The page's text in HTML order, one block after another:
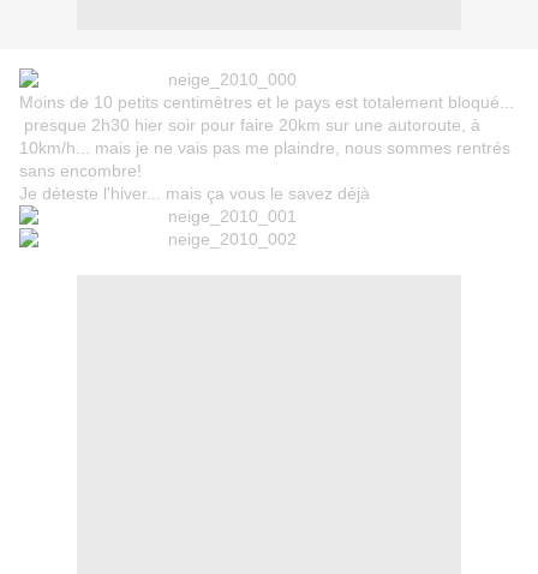
Moins de 10 petits centimètres et le pays est totalement bloqué...
presque 2h30 hier soir pour faire 20km sur une autoroute, à
10km/h... mais je ne vais pas me plaindre, nous sommes rentrés
sans encombre!
Je déteste l'hiver... mais ça vous le savez déjà